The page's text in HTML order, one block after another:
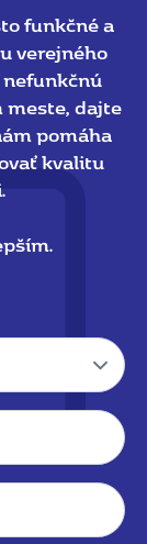
funkčné a
verejného
meste, dajte
pomáha
kvalitu